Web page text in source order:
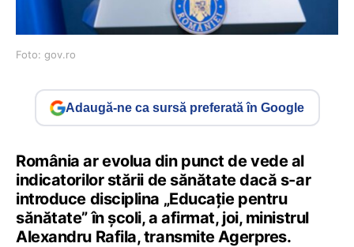
Foto: gov.ro
Adaugă-ne ca sursă preferată în Google
România ar evolua din punct de vede al
indicatorilor stării de sănătate dacă s-ar
introduce disciplina „Educaţie pentru
sănătate” în şcoli, a afirmat, joi, ministrul
Alexandru Rafila, transmite Agerpres.